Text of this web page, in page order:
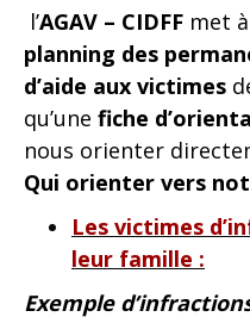
l’AGAV – CIDFF met
planning des
d’aide aux victimes
qu’une fiche
nous orienter
Qui orienter vers
Les victimes
leur famille :
Exemple